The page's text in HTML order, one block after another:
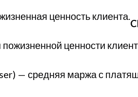
ценность клиента.
пожизненной ценности
— средняя маржа с